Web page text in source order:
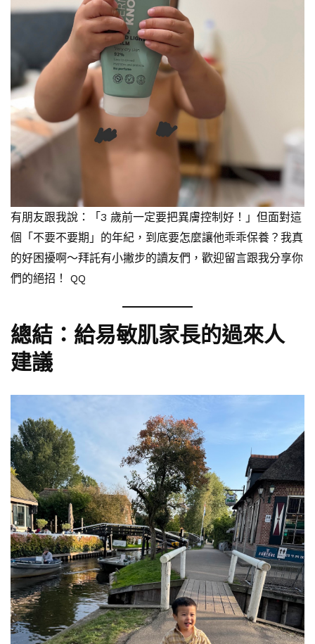
有朋友跟我說：「3 歲前一定要把異膚控制好！」但面對這
個「不要不要期」的年紀，到底要怎麼讓他乖乖保養？我真
的好困擾啊～拜託有小撇步的讀友們，歡迎留言跟我分享你
們的絕招！ QQ
總結：給易敏肌家長的過來人
建議